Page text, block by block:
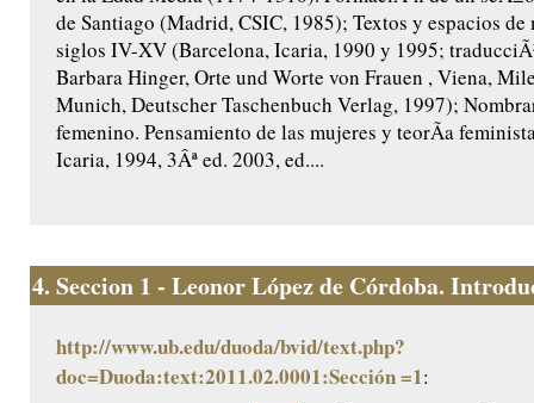
de Santiago (Madrid, CSIC, 1985); Textos y espacios de
siglos IV-XV (Barcelona, Icaria, 1990 y 1995;
Barbara Hinger, Orte und Worte von Frauen , Viena,
Munich, Deutscher Taschenbuch Verlag, 1997);
femenino. Pensamiento de las mujeres y teorÃ­a
Icaria, 1994, 3Âª ed. 2003, ed....
4. Seccion 1 - Leonor López de Córdoba.
http://www.ub.edu/duoda/bvid/text.php?
doc=Duoda:text:2011.02.0001:Sección =1: